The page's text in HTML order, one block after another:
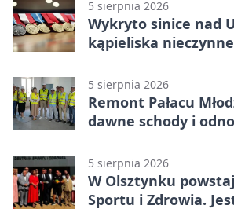
5 sierpnia 2026
Wykryto sinice nad
kąpieliska
5 sierpnia 2026
Remont Pałacu
dawne schody i
5 sierpnia 2026
W Olsztynku
Sportu i Zdrowia.